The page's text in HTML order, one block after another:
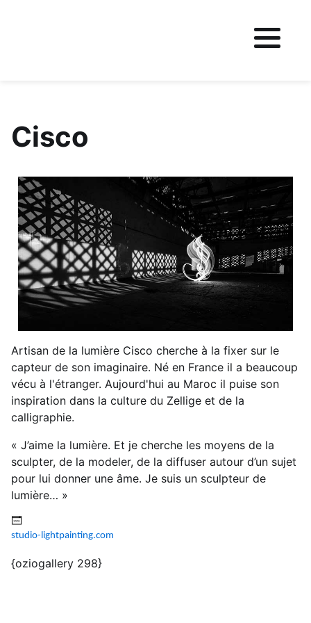
Cisco
Artisan de la lumière Cisco cherche à la fixer sur le
capteur de son imaginaire. Né en France il a beaucoup
vécu à l'étranger. Aujourd'hui au Maroc il puise son
inspiration dans la culture du Zellige et de la
calligraphie.
« J’aime la lumière. Et je cherche les moyens de la
sculpter, de la modeler, de la diffuser autour d’un sujet
pour lui donner une âme. Je suis un sculpteur de
lumière… »
studio-lightpainting.com
{oziogallery 298}